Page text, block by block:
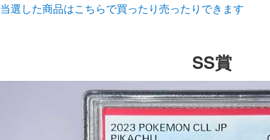
当選した商品はこちらで買ったり売ったりできます
SS賞